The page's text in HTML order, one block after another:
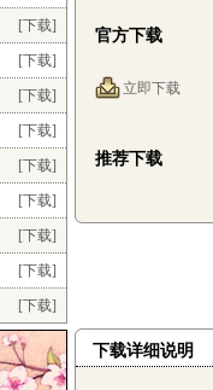
[下载]
[下载]
[下载]
[下载]
[下载]
[下载]
[下载]
[下载]
[下载]
官方下载
立即下载
推荐下载
下载详细说明